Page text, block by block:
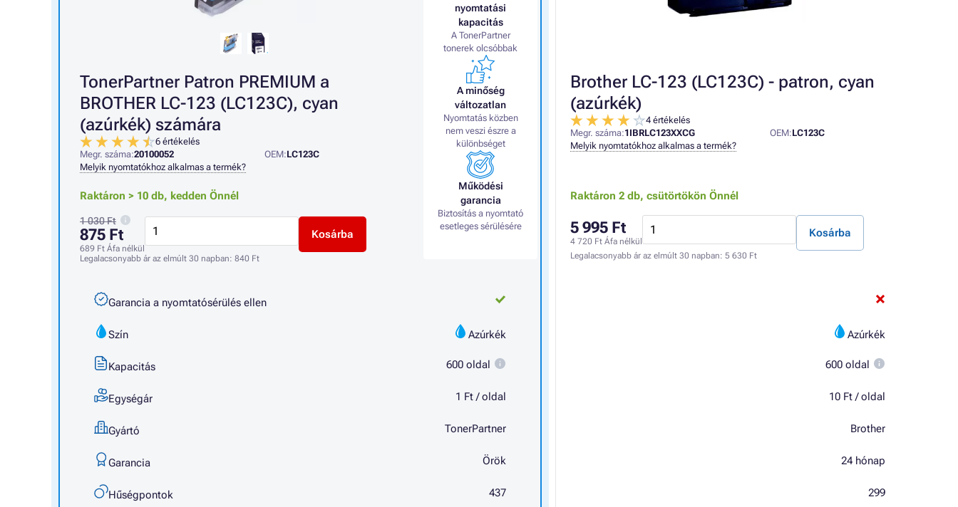
Brother LC-123 (LC123C) - patron, cyan
(azúrkék)
4 értékelés
Megr. száma:1IBRLC123XXCG OEM:LC123C
Melyik nyomtatókhoz alkalmas a termék?
Raktáron 2 db, csütörtökön Önnél
5 995 Ft
4 720 Ft Áfa nélkül
Kosárba
Legalacsonyabb ár az elmúlt 30 napban: 5 630 Ft
Azúrkék
600 oldal
10 Ft / oldal
Brother
24 hónap
299
nyomtatási
kapacitás
A TonerPartner
tonerek olcsóbbak
A minőség
változatlan
Nyomtatás közben
nem veszi észre a
különbséget
Működési
garancia
Biztosítás a nyomtató
esetleges sérülésére
TonerPartner Patron PREMIUM a
BROTHER LC-123 (LC123C), cyan
(azúrkék) számára
6 értékelés
Megr. száma:20100052 OEM:LC123C
Melyik nyomtatókhoz alkalmas a termék?
Raktáron > 10 db, kedden Önnél
1 030 Ft
875 Ft
689 Ft Áfa nélkül
Kosárba
Legalacsonyabb ár az elmúlt 30 napban: 840 Ft
Garancia a nyomtatósérülés ellen
Szín Azúrkék
Kapacitás 600 oldal
Egységár 1 Ft / oldal
Gyártó TonerPartner
Garancia Örök
Hűségpontok 437